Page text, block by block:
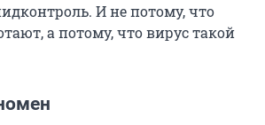
И не потому, что
а потому, что вирус такой